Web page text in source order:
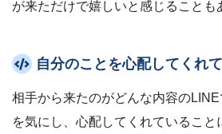
が来ただけで嬉しいと感じることも
自分のことを心配してくれ
相手から来たのがどんな内容の
を気にし、心配してくれていること